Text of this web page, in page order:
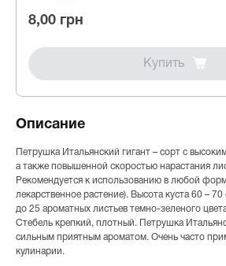
8,00 грн
Купить
Описание
Петрушка Итальянский гигант – сорт с
а также повышенной скоростью нарастания
Рекомендуется к использованию в любой
лекарственное растение). Высота куста 60 –
до 25 ароматных листьев темно-зеленого
Стебель крепкий, плотный. Петрушка
сильным приятным ароматом. Очень часто
кулинарии.